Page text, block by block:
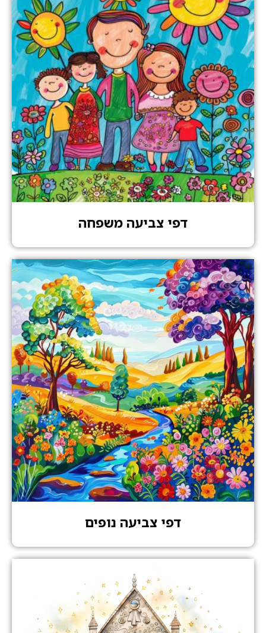
דפי צביעה משפחה
דפי צביעה נופים